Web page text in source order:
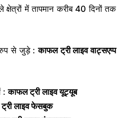
क्षेत्रों में तापमान करीब 40 दिनों तक
से जुड़े :काफल ट्री लाइव वाट्सएप्प
:काफल ट्री लाइव यूट्यूब
लाइव फेसबुक